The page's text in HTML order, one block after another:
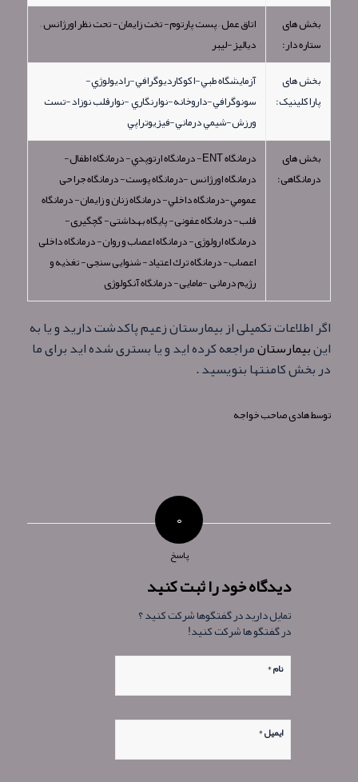
بخش های
ستاره دار:
اتاق عمل – پست پارتوم- تخت زايمان- تحت نظر اورژانس –
دياليز-ليبر
بخش های
پاراکلینیک:
آزمايشگاه طبي-اكوكارديوگرافي-راديولوژي-
سونوگرافي-داروخانه-نوارنگاري -نوارقلب نوزاد-تست
ورزش-شيمي درماني-فيزيوتراپي
بخش های
درمانگاهی:
درمانگاه ENT- درمانگاه ارتوپدي- درمانگاه اطفال-
درمانگاه اورژانس -درمانگاه پوست- درمانگاه جراحی
عمومي-درمانگاه داخلي- درمانگاه زنان و زايمان- درمانگاه
قلب- درمانگاه عفونی- پايگاه بهداشتی- گچگيری-
درمانگاه ارولوژی- درمانگاه اعصاب و روان- درمانگاه داخلی
اعصاب- درمانگاه ترك اعتياد- شنوايی سنجی- تغذيه و
رژيم درمانی -مامايی- درمانگاه آنكولوژی
اگر اطلاعات تکمیلی از بیمارستان زعیم پاکدشت دارید و یا به
اینبیمارستانمراجعه کرده اید و یا بستری شده اید برای ما
در بخش کامنتها بنویسید .
توسطهادی صاحب خواجه
۰
پاسخ
دیدگاه خود را ثبت کنید
تمایل دارید در گفتگوها شرکت کنید ؟
در گفتگو ها شرکت کنید!
نام*
ایمیل*